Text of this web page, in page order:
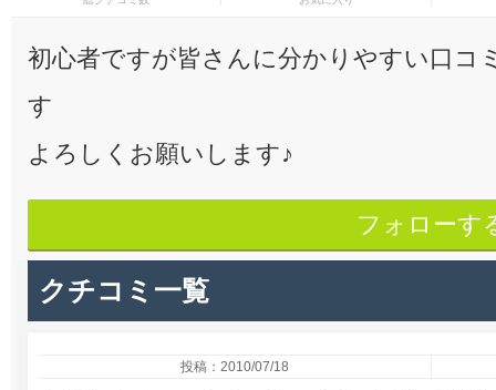
初心者ですが皆さんに分かりやすい口コ
す
よろしくお願いします♪
フォローす
クチコミ一覧
投稿：2010/07/18